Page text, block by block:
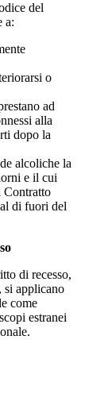
del
a:
o
ad
alla
dopo la
alcoliche la
e il cui
Contratto
di fuori del
di recesso,
si applicano
come
estranei